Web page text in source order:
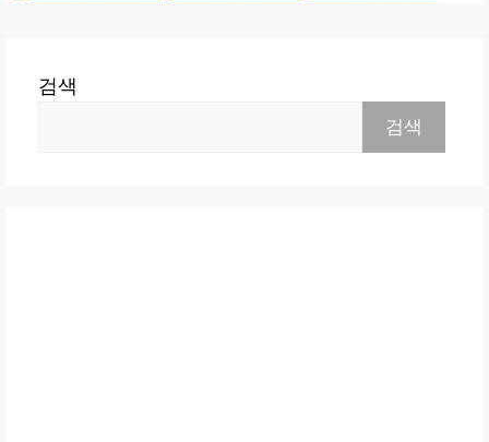
검색
검색